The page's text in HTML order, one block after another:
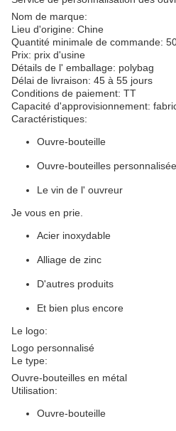
Nom de marque:
Lieu d'origine: Chine
Quantité minimale de commande:
Prix: prix d'usine
Détails de l' emballage: polybag
Délai de livraison: 45 à 55 jours
Conditions de paiement: TT
Capacité d'approvisionnement:
Caractéristiques:
Ouvre-bouteille
Ouvre-bouteilles
Le vin de l' ouvreur
Je vous en prie.
Acier inoxydable
Alliage de zinc
D'autres produits
Et bien plus encore
Le logo:
Logo personnalisé
Le type:
Ouvre-bouteilles en métal
Utilisation:
Ouvre-bouteille